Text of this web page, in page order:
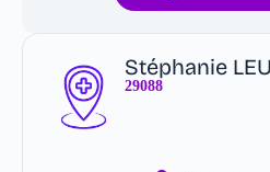
Stéphanie
29088